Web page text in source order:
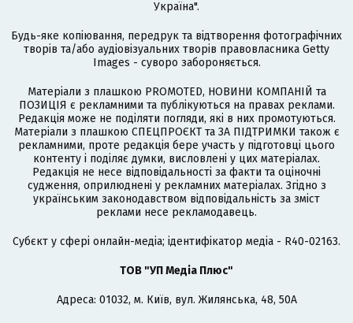
Україна".
Будь-яке копіювання, передрук та відтворення фотографічних
творів та/або аудіовізуальних творів правовласника Getty
Images - суворо забороняється.
Матеріали з плашкою PROMOTED, НОВИНИ КОМПАНІЙ та
ПОЗИЦІЯ є рекламними та публікуються на правах реклами.
Редакція може не поділяти погляди, які в них промотуються.
Матеріали з плашкою СПЕЦПРОЄКТ та ЗА ПІДТРИМКИ також є
рекламними, проте редакція бере участь у підготовці цього
контенту і поділяє думки, висловлені у цих матеріалах.
Редакція не несе відповідальності за факти та оціночні
судження, оприлюднені у рекламних матеріалах. Згідно з
українським законодавством відповідальність за зміст
реклами несе рекламодавець.
Cубєкт у сфері онлайн-медіа; ідентифікатор медіа - R40-02163.
ТОВ "УП Медіа Плюс"
Адреса: 01032, м. Київ, вул. Жилянська, 48, 50А